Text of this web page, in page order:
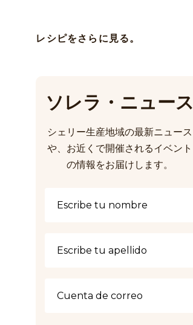
レシピをさらに見る。
ソレラ・ニュース
シェリー生産地域の最新ニュース
や、お近くで開催されるイベント
の情報をお届けします。